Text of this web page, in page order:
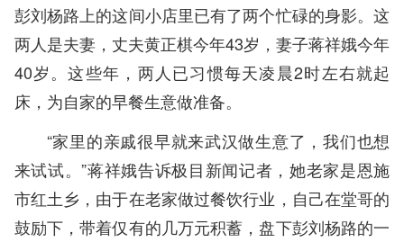
彭刘杨路上的这间小店里已有了两个忙碌的身影。这
两人是夫妻，丈夫黄正棋今年43岁，妻子蒋祥娥今年
40岁。这些年，两人已习惯每天凌晨2时左右就起
床，为自家的早餐生意做准备。
“家里的亲戚很早就来武汉做生意了，我们也想
来试试。”蒋祥娥告诉极目新闻记者，她老家是恩施
市红土乡，由于在老家做过餐饮行业，自己在堂哥的
鼓励下，带着仅有的几万元积蓄，盘下彭刘杨路的一